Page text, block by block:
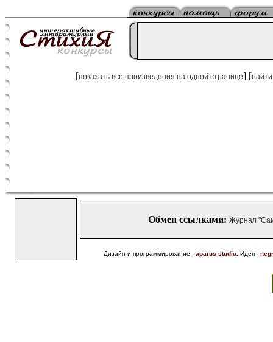
[показать все произведения на одной странице] [
Обмен ссылками: Журнал
Дизайн и программирование - aparus studio. Идея-